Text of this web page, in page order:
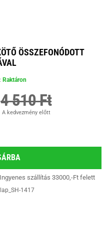
ÖSSZEFONÓDOTT
Raktáron
4 510 Ft
A kedvezmény előtt
Ingyenes szállítás 33000,-Ft felett
1417